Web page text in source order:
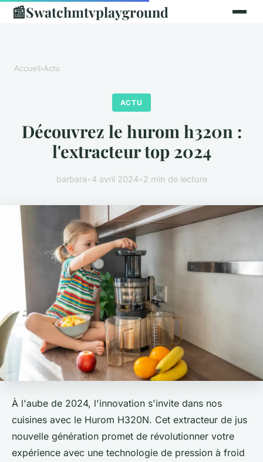
📰Swatchmtvplayground
Accueil›Actu
ACTU
Découvrez le hurom h320n :
l'extracteur top 2024
barbara•4 avril 2024•2 min de lecture
À l'aube de 2024, l'innovation s'invite dans nos
cuisines avec le Hurom H320N. Cet extracteur de jus
nouvelle génération promet de révolutionner votre
expérience avec une technologie de pression à froid